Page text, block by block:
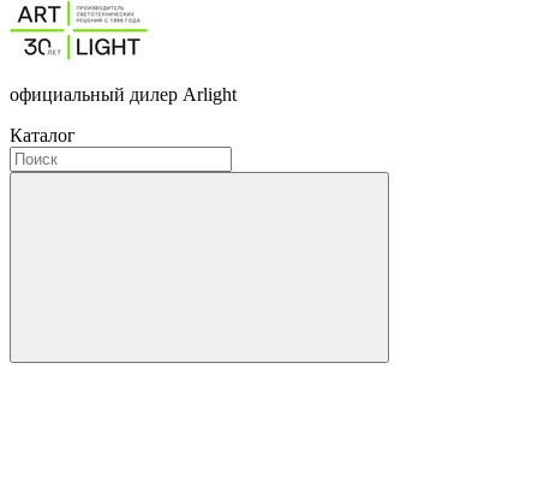
официальный дилер Arlight
Каталог